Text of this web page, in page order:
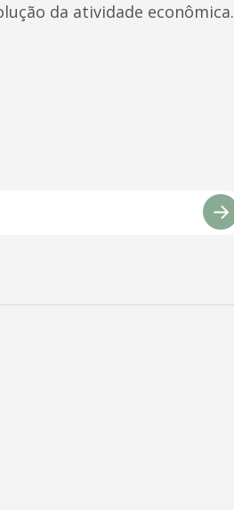
da atividade econômica.